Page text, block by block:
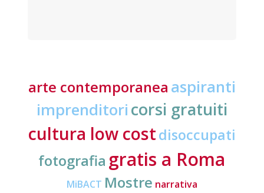
arte contemporanea aspiranti
imprenditori corsi gratuiti
cultura low costdisoccupati
fotografia gratis a Roma
MiBACT Mostre narrativa